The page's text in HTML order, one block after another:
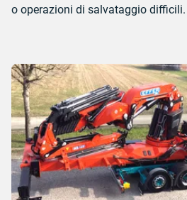
o operazioni di salvataggio difficili.